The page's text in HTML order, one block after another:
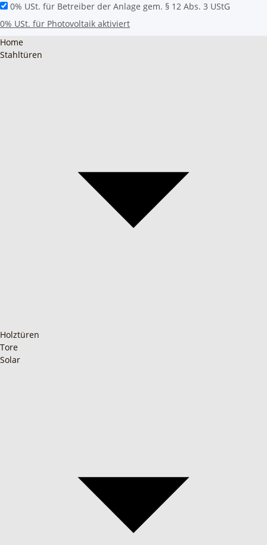
0% USt. für Betreiber der Anlage gem. § 12 Abs. 3 UStG
0% USt. für Photovoltaik aktiviert
Home
Stahltüren
Holztüren
Tore
Solar